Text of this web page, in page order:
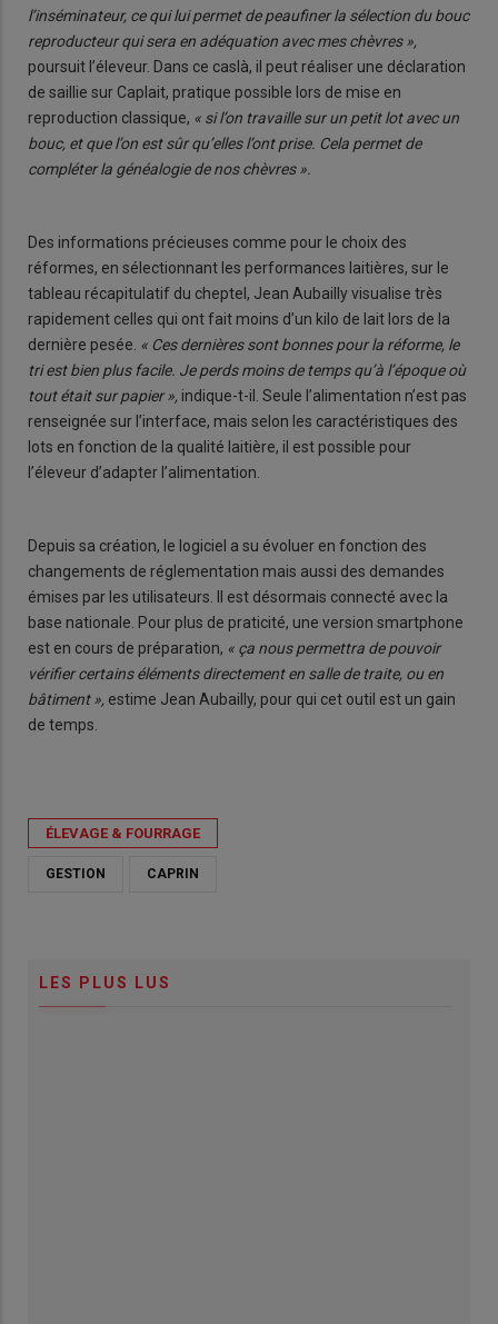
l’inséminateur, ce qui lui permet de peaufiner la sélection du bouc
reproducteur qui sera en adéquation avec mes chèvres »,
poursuit l’éleveur. Dans ce caslà, il peut réaliser une déclaration
de saillie sur Caplait, pratique possible lors de mise en
reproduction classique, « si l’on travaille sur un petit lot avec un
bouc, et que l’on est sûr qu’elles l’ont prise. Cela permet de
compléter la généalogie de nos chèvres ».
Des informations précieuses comme pour le choix des
réformes, en sélectionnant les performances laitières, sur le
tableau récapitulatif du cheptel, Jean Aubailly visualise très
rapidement celles qui ont fait moins d’un kilo de lait lors de la
dernière pesée. « Ces dernières sont bonnes pour la réforme, le
tri est bien plus facile. Je perds moins de temps qu’à l’époque où
tout était sur papier », indique-t-il. Seule l’alimentation n’est pas
renseignée sur l’interface, mais selon les caractéristiques des
lots en fonction de la qualité laitière, il est possible pour
l’éleveur d’adapter l’alimentation.
Depuis sa création, le logiciel a su évoluer en fonction des
changements de réglementation mais aussi des demandes
émises par les utilisateurs. Il est désormais connecté avec la
base nationale. Pour plus de praticité, une version smartphone
est en cours de préparation, « ça nous permettra de pouvoir
vérifier certains éléments directement en salle de traite, ou en
bâtiment », estime Jean Aubailly, pour qui cet outil est un gain
de temps.
ÉLEVAGE & FOURRAGE
GESTION CAPRIN
LES PLUS LUS